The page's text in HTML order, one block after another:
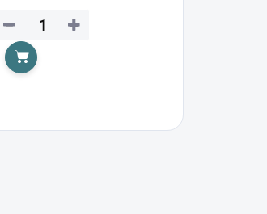
+
−
Do košíku